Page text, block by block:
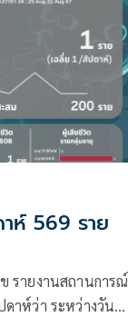
ห์ 569 ราย
รายงานสถานการณ์
ดาห์ว่า ระหว่างวันที่